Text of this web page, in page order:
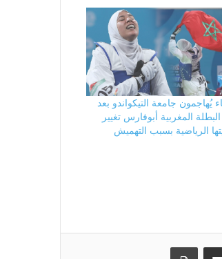
يُهاجمون جامعة التيكواندو بعد
المغربية أبوفارس تغيير
الرياضية بسبب التهميش
مشاركة عبر البريد طباعة